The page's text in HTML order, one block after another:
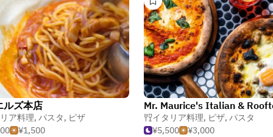
ルズ本店
ア料理, パスタ, ピザ
¥1,500
イタリア料理, ピザ, パスタ
¥5,500
¥3,000